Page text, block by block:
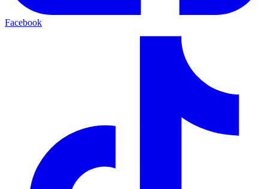
Facebook